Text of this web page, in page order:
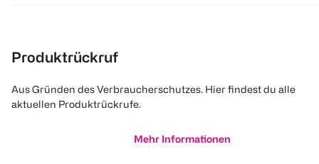
Produktrückruf
Aus Gründen des Verbraucherschutzes. Hier findest du alle
aktuellen Produktrückrufe.
Mehr Informationen